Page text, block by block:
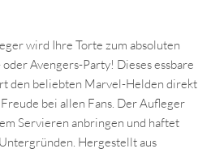
wird Ihre Torte zum absoluten
Avengers-Party! Dieses essbare
den beliebten Marvel-Helden direkt
bei allen Fans. Der Aufleger
Servieren anbringen und haftet
Hergestellt aus